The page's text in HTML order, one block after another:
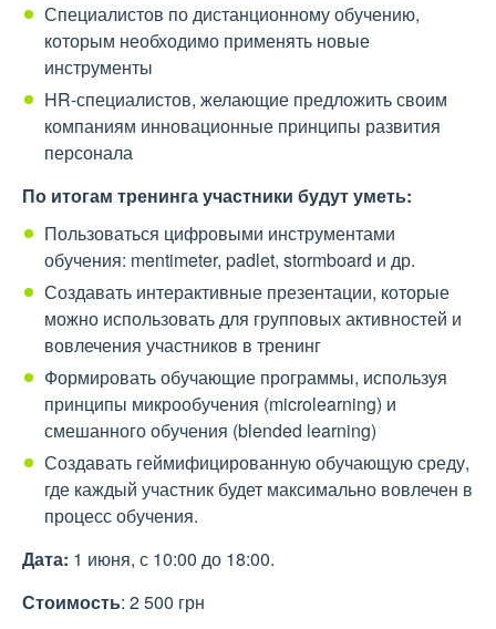
Специалистов по дистанционному обучению,
которым необходимо применять новые
инструменты
HR-специалистов, желающие предложить своим
компаниям инновационные принципы развития
персонала
По итогам тренинга участники будут уметь:
Пользоваться цифровыми инструментами
обучения: mentimeter, padlet, stormboard и др.
Создавать интерактивные презентации, которые
можно использовать для групповых активностей и
вовлечения участников в тренинг
Формировать обучающие программы, используя
принципы микрообучения (microlearning) и
смешанного обучения (blended learning)
Создавать геймифицированную обучающую среду,
где каждый участник будет максимально вовлечен в
процесс обучения.
Дата: 1 июня, с 10:00 до 18:00.
Стоимость: 2 500 грн